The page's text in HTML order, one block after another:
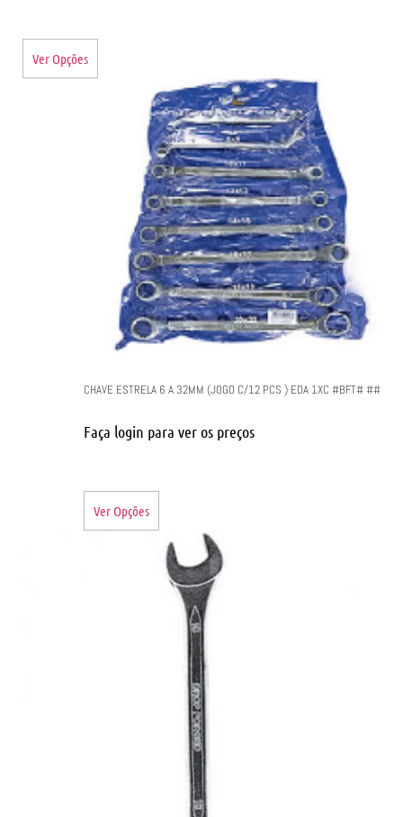
Ver Opções
CHAVE ESTRELA 6 A 32MM (JOGO C/12 PCS ) EDA 1XC #BFT# ##
Faça login para ver os preços
Ver Opções